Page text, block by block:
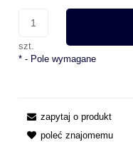
szt.
* - Pole wymagane
zapytaj o produkt
poleć znajomemu